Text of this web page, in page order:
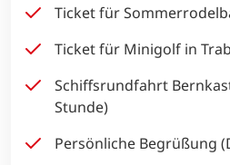
Ticket für
Ticket für Minigolf in
Schiffsrundfahrt
Stunde)
Persönliche Begrüßung